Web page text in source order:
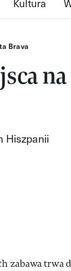
Brava
na
Hiszpanii
zabawa trwa